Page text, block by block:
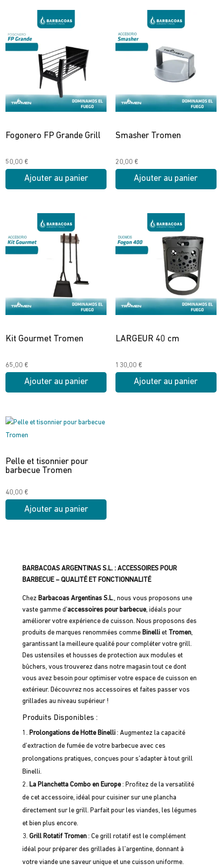
Fogonero FP Grande Grill
50,00 €
Ajouter au panier
Smasher Tromen
20,00 €
Ajouter au panier
Kit Gourmet Tromen
65,00 €
Ajouter au panier
LARGEUR 40 cm
130,00 €
Ajouter au panier
Pelle et tisonnier pour
barbecue Tromen
40,00 €
Ajouter au panier
BARBACOAS ARGENTINAS S.L. : ACCESSOIRES POUR
BARBECUE – QUALITÉ ET FONCTIONNALITÉ
Chez Barbacoas Argentinas S.L., nous vous proposons une
vaste gamme d’accessoires pour barbecue, idéals pour
améliorer votre expérience de cuisson. Nous proposons des
produits de marques renommées comme Binelliet Tromen,
garantissant la meilleure qualité pour compléter votre grill.
Des ustensiles et housses de protection aux modules et
bûchers, vous trouverez dans notre magasin tout ce dont
vous avez besoin pour optimiser votre espace de cuisson en
extérieur. Découvrez nos accessoires et faites passer vos
grillades au niveau supérieur !
Produits Disponibles :
Prolongations de Hotte Binelli: Augmentez la capacité
d’extraction de fumée de votre barbecue avec ces
prolongations pratiques, conçues pour s’adapter à tout grill
Binelli.
La Planchetta Combo en Europe: Profitez de la versatilité
de cet accessoire, idéal pour cuisiner sur une plancha
directement sur le grill. Parfait pour les viandes, les légumes
et bien plus encore.
Grill Rotatif Tromen: Ce grill rotatif est le complément
idéal pour préparer des grillades à l’argentine, donnant à
votre viande une saveur unique et une cuisson uniforme.